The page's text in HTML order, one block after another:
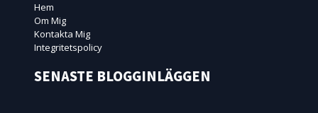
Hem
Om Mig
Kontakta Mig
Integritetspolicy
SENASTE BLOGGINLÄGGEN